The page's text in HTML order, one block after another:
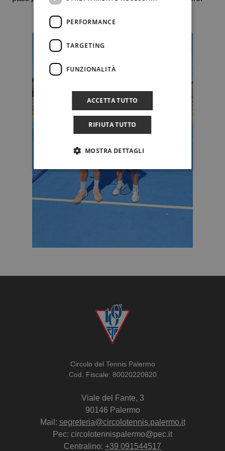
Circolo del Tennis Palermo
Cod. Fiscale: 80020220820
Viale del Fante, 3
90146 Palermo
Mail: segreteria@circolotennis.palermo.it
Pec: circolotennispalermo@pec.it
Centralino: +39 091544517
PERFORMANCE
TARGETING
FUNZIONALITÀ
ACCETTA TUTTO
RIFIUTA TUTTO
MOSTRA DETTAGLI